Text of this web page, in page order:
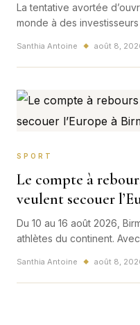
La tentative avortée
monde à des
internes et avenir de
zone de turbulences.
Santhia Antoine ◆ août 8,
SPORT
Le compte à
veulent secouer
Du 10 au 16 août 2026,
athlètes du continent.
une équipe massive et un
européen en signal fort
Santhia Antoine ◆ août 8,